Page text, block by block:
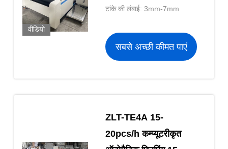
वीडियो
स्वचालित फ्लिपिंग 4KW
टांके की लंबाई: 3mm-7mm
सबसे अच्छी कीमत पाएं
ZLT-TE4A 15-
20pcs/h कम्प्यूटरीकृत